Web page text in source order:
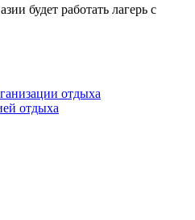
будет работать лагерь с
отдыха
отдыха